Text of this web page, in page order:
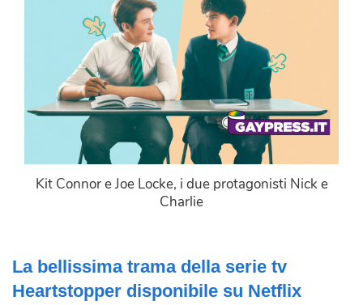
Kit Connor e Joe Locke, i due protagonisti Nick e
Charlie
La bellissima trama della serie tv
Heartstopper disponibile su Netflix